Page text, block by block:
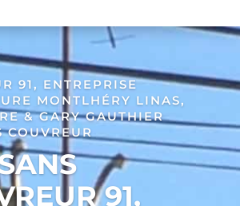
91, ENTREPRISE
MONTLHÉRY LINAS,
& GARY GAUTHIER
COUVREUR
91,